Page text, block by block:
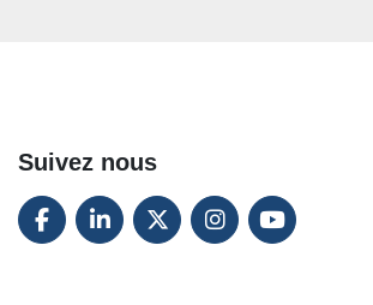
Suivez nous
FACEBOOK
LINKEDINTWITTERINSTAGRAM
YOUTUBE